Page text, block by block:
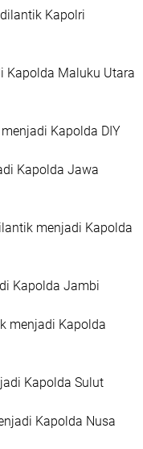
Kapolri
Kapolda Maluku Utara
Kapolda DIY
Kapolda Jawa
menjadi Kapolda
Kapolda Jambi
menjadi Kapolda
Kapolda Sulut
Kapolda Nusa